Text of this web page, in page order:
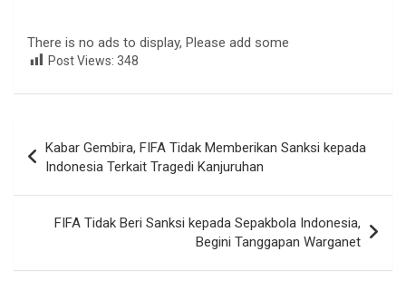
There is no ads to display, Please add some
Post Views: 348
pos
Kabar Gembira, FIFA Tidak Memberikan Sanksi kepada
Indonesia Terkait Tragedi Kanjuruhan
FIFA Tidak Beri Sanksi kepada Sepakbola Indonesia,
Begini Tanggapan Warganet